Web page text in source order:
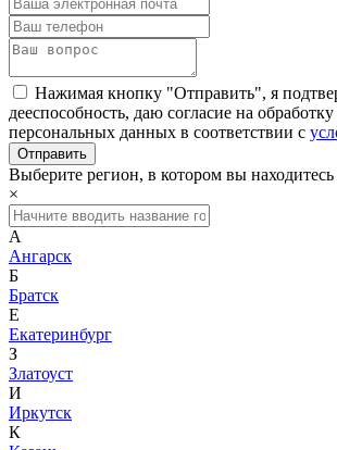
Нажимая кнопку "Отправить", я
дееспособность, даю согласие на
персональных данных в соответствии с
Выберите регион, в котором вы находитесь
×
А
Ангарск
Б
Братск
Е
Екатеринбург
З
Златоуст
И
Иркутск
К